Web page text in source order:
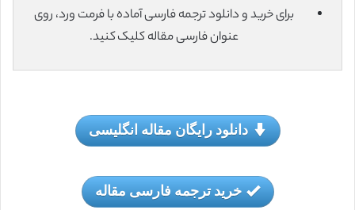
برای خرید و دانلود ترجمه فارسی آماده با فرمت ورد، روی
عنوان فارسی مقاله کلیک کنید.
دانلود رایگان مقاله انگلیسی
خرید ترجمه فارسی مقاله